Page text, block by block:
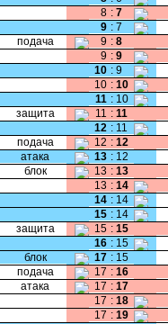
8 : 7
9 : 7
подача 9 : 8
9 : 9
10 : 9
10 : 10
11 : 10
защита 11 : 11
12 : 11
подача 12 : 12
атака 13 : 12
блок 13 : 13
13 : 14
14 : 14
15 : 14
защита 15 : 15
16 : 15
блок 17 : 15
подача 17 : 16
атака 17 : 17
17 : 18
17 : 19